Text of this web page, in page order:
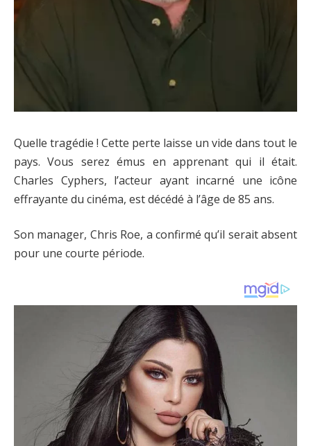
Quelle tragédie ! Cette perte laisse un vide dans tout le
pays. Vous serez émus en apprenant qui il était.
Charles Cyphers, l’acteur ayant incarné une icône
effrayante du cinéma, est décédé à l’âge de 85 ans.
Son manager, Chris Roe, a confirmé qu’il serait absent
pour une courte période.